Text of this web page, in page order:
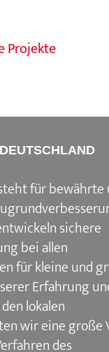
Projekte
für bewährte
sichere
bei allen
für kleine und
Erfahrung
lokalen
wir eine große
des